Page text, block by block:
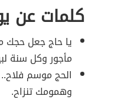
كلمات عن
يا حاج جعل حجك
مأجور وكل سنة
الحج موسم
وهمومك تنزاح.